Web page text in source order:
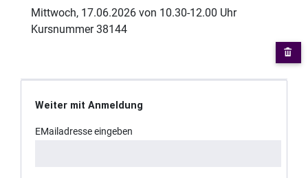
Mittwoch, 17.06.2026 von 10.30-12.00 Uhr
Kursnummer 38144
Weiter mit Anmeldung
EMailadresse eingeben